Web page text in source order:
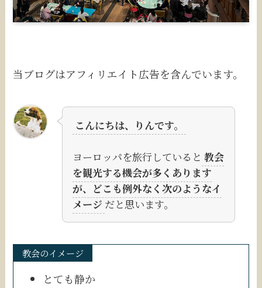
当ブログはアフィリエイト広告を含んでいます。
こんにちは、りんです。
ヨーロッパを旅行していると 教会
を観光する機会が多くあります
が、どこも例外なく次のようなイ
メージ だと思います。
教会のイメージ
とても静か